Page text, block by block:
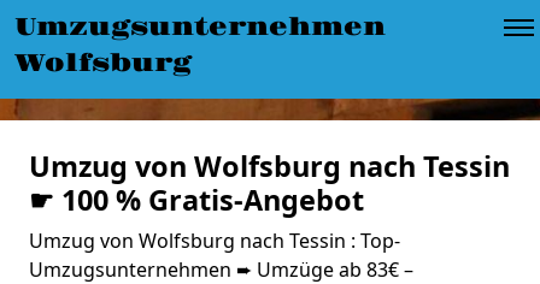
Umzugsunternehmen
Wolfsburg
Umzug von Wolfsburg nach Tessin
☛ 100 % Gratis-Angebot
Umzug von Wolfsburg nach Tessin : Top-
Umzugsunternehmen ➨ Umzüge ab 83€ –